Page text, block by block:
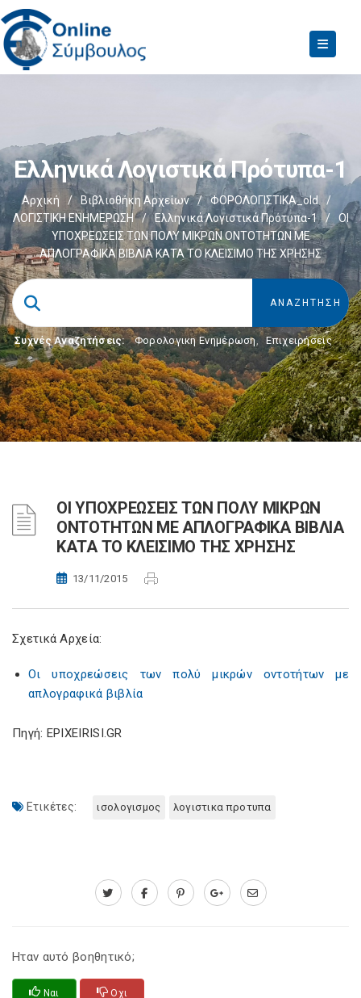
Ελληνικά Λογιστικά Πρότυπα-1
Αρχική / Βιβλιοθήκη Αρχείων / ΦΟΡΟΛΟΓΙΣΤΙΚΑ_old
/
ΛΟΓΙΣΤΙΚΗ ΕΝΗΜΕΡΩΣΗ
/ Ελληνικά Λογιστικά Πρότυπα-1 /
OΙ
ΥΠΟΧΡΕΩΣΕΙΣ ΤΩΝ ΠΟΛΥ ΜΙΚΡΩΝ ΟΝΤΟΤΗΤΩΝ ΜΕ
ΑΠΛΟΓΡΑΦΙΚΑ ΒΙΒΛΙΑ ΚΑΤΑ ΤΟ ΚΛΕΙΣΙΜΟ ΤΗΣ ΧΡΗΣΗΣ
Συχνές Αναζητήσεις: Φορολογικη Ενημέρωση, Επιχειρήσεις
OΙ ΥΠΟΧΡΕΩΣΕΙΣ ΤΩΝ ΠΟΛΥ ΜΙΚΡΩΝ
ΟΝΤΟΤΗΤΩΝ ΜΕ ΑΠΛΟΓΡΑΦΙΚΑ ΒΙΒΛΙΑ
ΚΑΤΑ ΤΟ ΚΛΕΙΣΙΜΟ ΤΗΣ ΧΡΗΣΗΣ
13/11/2015
Σχετικά Αρχεία:
Oι υποχρεώσεις των πολύ μικρών οντοτήτων με
απλογραφικά βιβλία
Πηγή: EPIXEIRISI.GR
Ετικέτες: ισολογισμος λογιστικα προτυπα
Ηταν αυτό βοηθητικό;
Ναι Οχι